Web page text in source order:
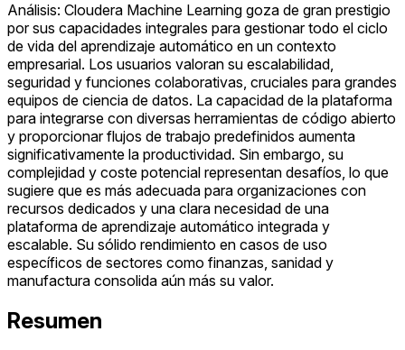
Análisis: Cloudera Machine Learning goza de gran prestigio
por sus capacidades integrales para gestionar todo el ciclo
de vida del aprendizaje automático en un contexto
empresarial. Los usuarios valoran su escalabilidad,
seguridad y funciones colaborativas, cruciales para grandes
equipos de ciencia de datos. La capacidad de la plataforma
para integrarse con diversas herramientas de código abierto
y proporcionar flujos de trabajo predefinidos aumenta
significativamente la productividad. Sin embargo, su
complejidad y coste potencial representan desafíos, lo que
sugiere que es más adecuada para organizaciones con
recursos dedicados y una clara necesidad de una
plataforma de aprendizaje automático integrada y
escalable. Su sólido rendimiento en casos de uso
específicos de sectores como finanzas, sanidad y
manufactura consolida aún más su valor.
Resumen